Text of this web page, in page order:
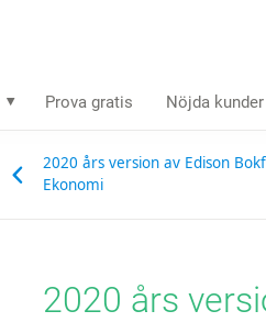
Prova gratis Nöjda kunder
2020 års version av Edison
Ekonomi
2020 års